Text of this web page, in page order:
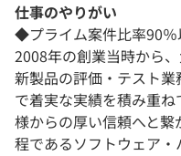
仕事のやりがい
◆プライム案件比率90％
2008年の創業当時から
新製品の評価・テスト
で着実な実績を積み重
様からの厚い信頼へと
程であるソフトウェア